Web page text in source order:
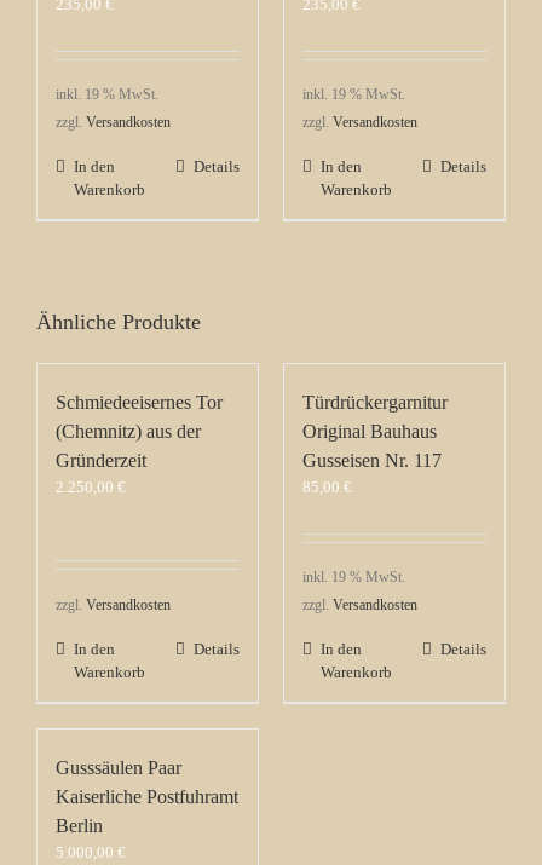
235,00 €
inkl. 19 % MwSt.
zzgl. Versandkosten
In den
Warenkorb
Details
235,00 €
inkl. 19 % MwSt.
zzgl. Versandkosten
In den
Warenkorb
Details
Ähnliche Produkte
Schmiedeeisernes Tor
(Chemnitz) aus der
Gründerzeit
2.250,00 €
zzgl. Versandkosten
In den
Warenkorb
Details
Türdrückergarnitur
Original Bauhaus
Gusseisen Nr. 117
85,00 €
inkl. 19 % MwSt.
zzgl. Versandkosten
In den
Warenkorb
Details
Gusssäulen Paar
Kaiserliche Postfuhramt
Berlin
5.000,00 €